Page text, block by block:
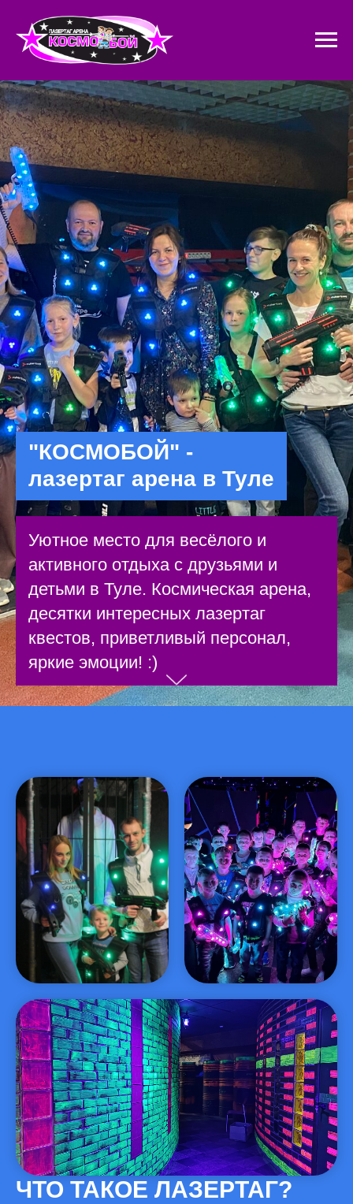
"КОСМОБОЙ" -
лазертаг арена в Туле
Уютное место для весёлого и
активного отдыха с друзьями и
детьми в Туле. Космическая арена,
десятки интересных лазертаг
квестов, приветливый персонал,
яркие эмоции! :)
ЧТО ТАКОЕ ЛАЗЕРТАГ?